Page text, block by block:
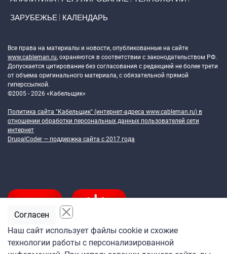
ЗАРУБЕЖЬЕ КАЛЕНДАРЬ
Все права на материалы и новости, опубликованные на сайте
www.cableman.ru, охраняются в соответствии с законодательством РФ.
Допускается цитирование без согласования с редакцией не более трети
от объема оригинального материала, с обязательной прямой
гиперссылкой.
©2005 - 2026 «Кабельщик»
Политика сайта "Кабельщик" (интернет-адреса www.cableman.ru) в
отношении обработки персональных данных пользователей сети
интернет
DrupalCoder — поддержка сайта c 2017 года
Наш сайт использует файлы cookie и схожие
технологии работы с персонализированной
Согласен